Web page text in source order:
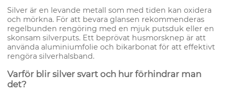
Silver är en levande metall som med tiden kan oxidera
och mörkna. För att bevara glansen rekommenderas
regelbunden rengöring med en mjuk putsduk eller en
skonsam silverputs. Ett beprövat husmorsknep är att
använda aluminiumfolie och bikarbonat för att effektivt
rengöra silverhalsband.
Varför blir silver svart och hur förhindrar man
det?